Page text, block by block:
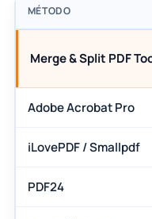
MÉTODO
Merge & Split PDF
Adobe Acrobat Pro
iLovePDF / Smallpdf
PDF24